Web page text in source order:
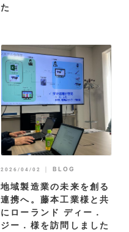
た
2026/04/02 ｜ BLOG
地域製造業の未来を創る
連携へ。藤本工業様と共
にローランド ディー．
ジー．様を訪問しました